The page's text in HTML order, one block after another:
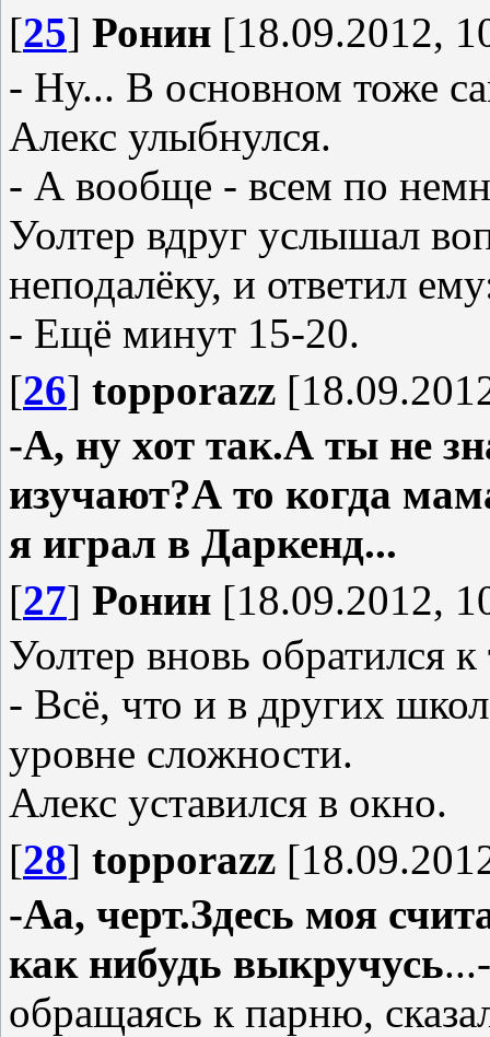
[25] Ронин [18.09.2012,
- Ну... В основном тоже
Алекс улыбнулся.
- А вообще - всем по
Уолтер вдруг услышал
неподалёку, и ответил
- Ещё минут 15-20.
[26] topporazz
-А, ну хот так.А ты не
изучают?А то когда
я играл в Даркенд...
[27] Ронин [18.09.2012,
Уолтер вновь обратился
- Всё, что и в других
уровне сложности.
Алекс уставился в окно.
[28] topporazz
-Аа, черт.Здесь моя
как нибудь выкручусь
обращаясь к парню,